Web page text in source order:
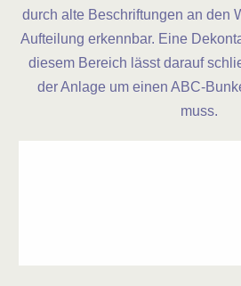
durch alte Beschriftungen an den
Aufteilung erkennbar. Eine
diesem Bereich lässt darauf
der Anlage um einen ABC-
muss.